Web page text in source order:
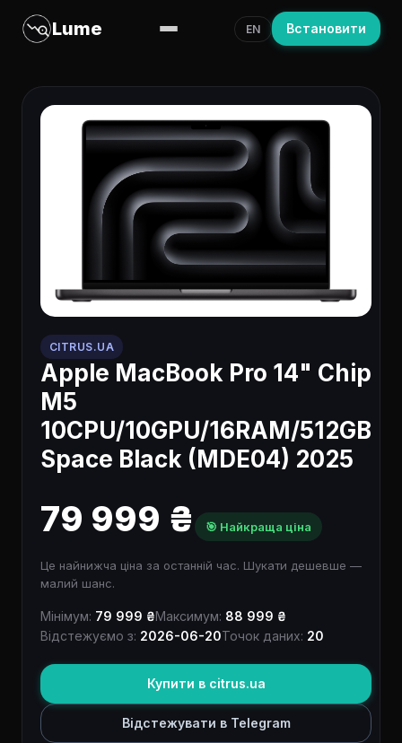
Lume EN Встановити
CITRUS.UA
Apple MacBook Pro 14" Chip
M5
10CPU/10GPU/16RAM/512GB
Space Black (MDE04) 2025
79 999 ₴ 🎯 Найкраща ціна
Це найнижча ціна за останній час. Шукати дешевше —
малий шанс.
Мінімум: 79 999 ₴Максимум: 88 999 ₴
Відстежуємо з: 2026-06-20Точок даних: 20
Купити в citrus.ua
Відстежувати в Telegram